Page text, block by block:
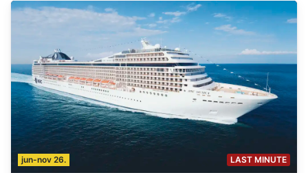
jun-nov 26. LAST MINUTE